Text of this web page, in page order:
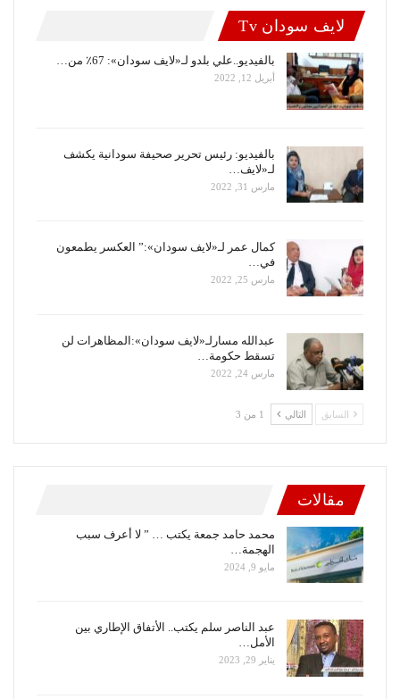
لايف سودان Tv
بالفيديو..علي بلدو لـ«لايف سودان»: 67٪ من…
أبريل 12, 2022
بالفيديو: رئيس تحرير صحيفة سودانية يكشف
لـ«لايف…
مارس 31, 2022
كمال عمر لـ«لايف سودان»:” العكسر يطمعون
في…
مارس 25, 2022
عبدالله مسارلـ«لايف سودان»:المظاهرات لن
تسقط حكومة…
مارس 24, 2022
السابق التالي 1 من 3
مقالات
محمد حامد جمعة يكتب … ” لا أعرف سبب
الهجمة…
مايو 9, 2024
عبد الناصر سلم يكتب.. الأتفاق الإطاري بين
الأمل…
يناير 29, 2023